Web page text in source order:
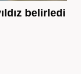
belirledi